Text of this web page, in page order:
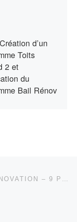
d’un
Toits
2 et
du
Bail Rénov